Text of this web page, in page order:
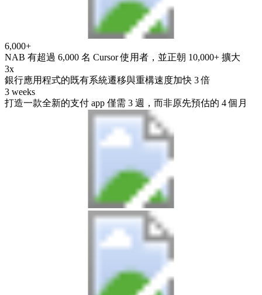
6,000+
NAB 有超過 6,000 名 Cursor 使用者，並正朝 10,000+ 擴大
3x
銀行應用程式的既有系統遷移與重構速度加快 3 倍
3 weeks
打造一款全新的支付 app 僅需 3 週，而非原先預估的 4 個月